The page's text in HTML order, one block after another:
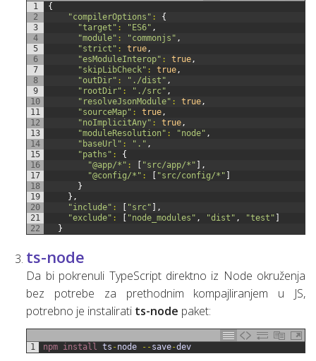
1
2
3
4
5
6
7
8
9
10
11
12
13
14
15
16
17
18
19
20
21
22
{
"compilerOptions" :
{
"target" : "ES6" ,
"module" : "commonjs" ,
"strict" : true ,
"esModuleInterop" : true ,
"skipLibCheck" : true ,
"outDir" : "./dist" ,
"rootDir" : "./src" ,
"resolveJsonModule" : true ,
"sourceMap" : true ,
"noImplicitAny" : true ,
"moduleResolution" : "node" ,
"baseUrl" : "." ,
"paths" :
{
"@app/*" : [ "src/app/*" ] ,
"@config/*" : [ "src/config/*" ]
}
} ,
"include" : [ "src" ] ,
"exclude" : [ "node_modules" , "dist" , "test" ]
}
ts-node
Da bi pokrenuli TypeScript direktno iz Node okruženja
bez potrebe za prethodnim kompajliranjem u JS,
potrebno je instalirati ts-node paket:
1 npm install ts - node -- save-dev